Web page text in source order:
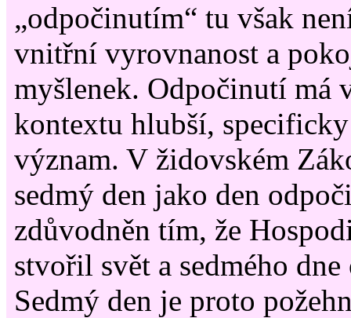
„odpočinutím“ tu však
vnitřní vyrovnanost a
myšlenek. Odpočinutí má
kontextu hlubší,
význam. V židovském
sedmý den jako den
zdůvodněn tím, že
stvořil svět a sedmého
Sedmý den je proto